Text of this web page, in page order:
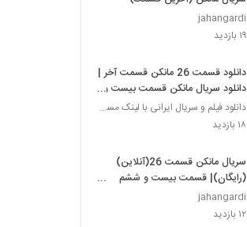
jahangardi
۱۹ بازدید
دانلود قسمت 26 مانکن قسمت آخر |
دانلود سریال مانکن قسمت بیست و
ششم (قسمت پایانی)
دانلود فیلم و سریال ایرانی با لینک مستقیم
۱۸ بازدید
سریال مانکن قسمت 26(آنلاین)
(رایگان)| قسمت بیست و ششم
(قسمت آخر) سریال مانکن
jahangardi
۱۲ بازدید